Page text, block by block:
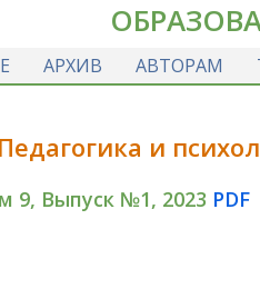
АРХИВ АВТОРАМ
и
9, Выпуск №1, 2023 PDF